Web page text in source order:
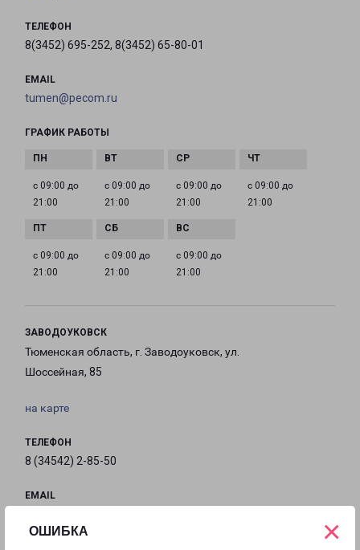
ОШИБКА ×
ТЕЛЕФОН
8(3452) 695-252, 8(3452) 65-80-01
EMAIL
tumen@pecom.ru
ГРАФИК РАБОТЫ
с 09:00 до
21:00
с 09:00 до
21:00
с 09:00 до
21:00
с 09:00 до
21:00
с 09:00 до
21:00
с 09:00 до
21:00
с 09:00 до
21:00
ЗАВОДОУКОВСК
Тюменская область, г. Заводоуковск, ул.
Шоссейная, 85
на карте
ТЕЛЕФОН
8 (34542) 2-85-50
EMAIL